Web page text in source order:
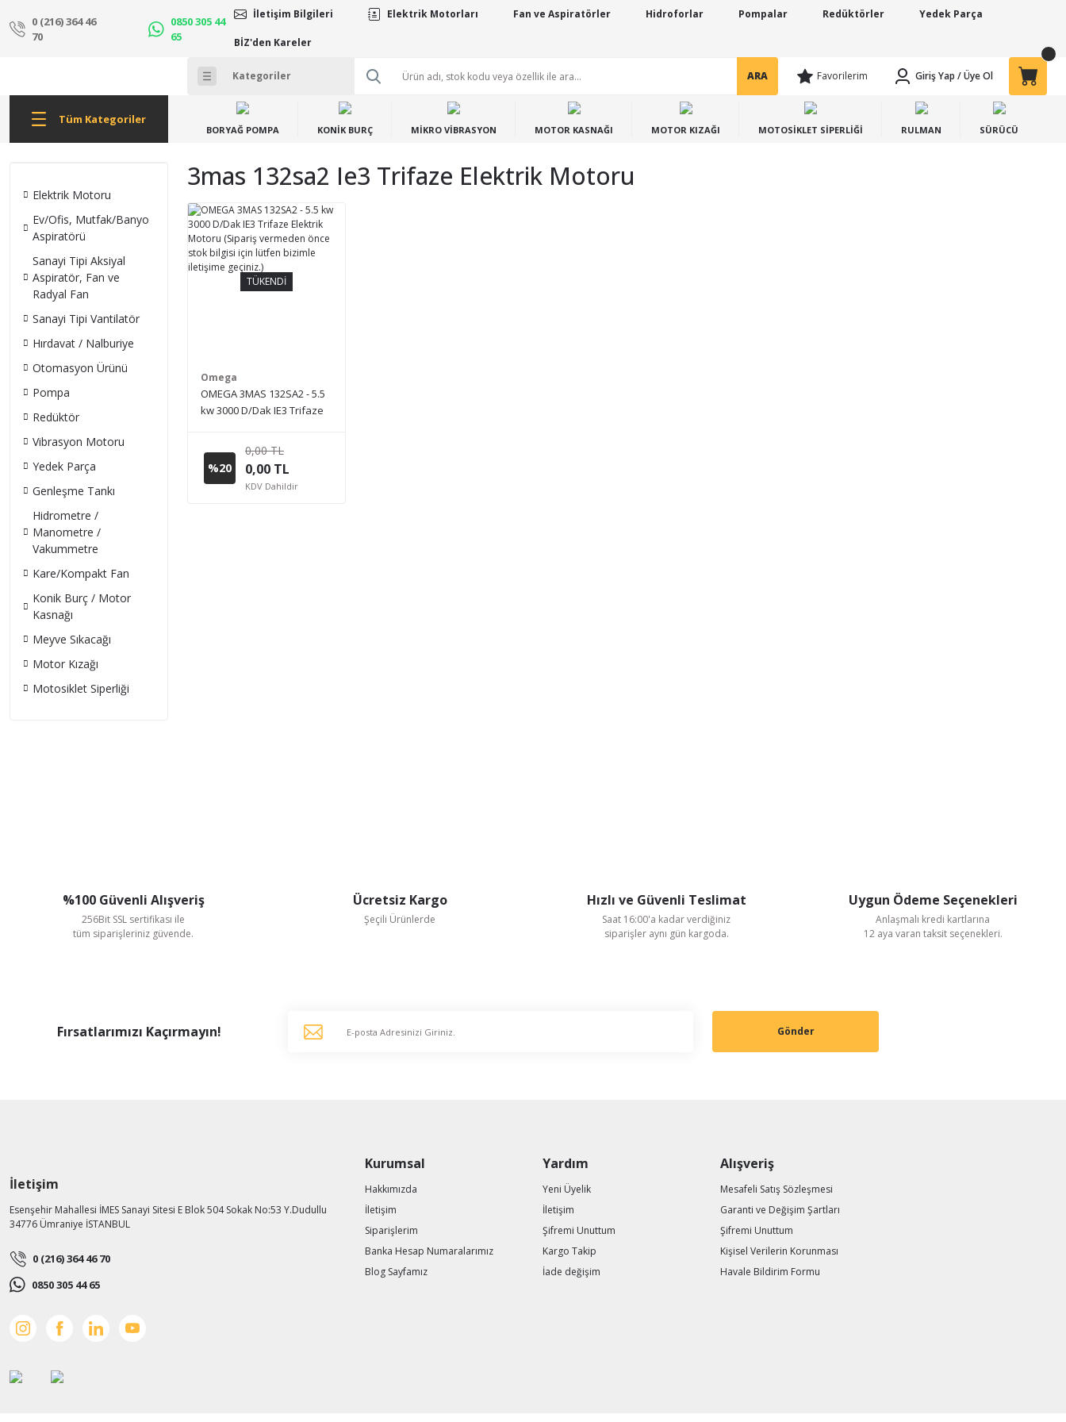
0 (216) 364 46
70
0850 305 44
65
İletişim Bilgileri Elektrik Motorları Fan ve Aspiratörler Hidroforlar Pompalar Redüktörler Yedek Parça
BİZ'den Kareler
ARA Favorilerim Giriş Yap /Üye Ol
Tüm Kategoriler
BORYAĞ POMPA KONİK BURÇ MİKRO VİBRASYON MOTOR KASNAĞI MOTOR KIZAĞI MOTOSİKLET SİPERLİĞİ RULMAN SÜRÜCÜ
Elektrik Motoru
Ev/Ofis, Mutfak/Banyo
Aspiratörü
Sanayi Tipi Aksiyal
Aspiratör, Fan ve
Radyal Fan
Sanayi Tipi Vantilatör
Hırdavat / Nalburiye
Otomasyon Ürünü
Pompa
Redüktör
Vibrasyon Motoru
Yedek Parça
Genleşme Tankı
Hidrometre /
Manometre /
Vakummetre
Kare/Kompakt Fan
Konik Burç / Motor
Kasnağı
Meyve Sıkacağı
Motor Kızağı
Motosiklet Siperliği
3mas 132sa2 Ie3 Trifaze Elektrik Motoru
TÜKENDİ
Omega
OMEGA 3MAS 132SA2 - 5.5
kw 3000 D/Dak IE3 Trifaze
vermeden önce stok bilgisi
için lütfen bizimle iletişime
geçiniz.)
%20
0,00 TL
0,00 TL
KDV Dahildir
%100 Güvenli Alışveriş
256Bit SSL sertifikası ile
tüm siparişleriniz güvende.
Ücretsiz Kargo
Şeçili Ürünlerde
Hızlı ve Güvenli Teslimat
Saat 16:00'a kadar verdiğiniz
siparişler aynı gün kargoda.
Uygun Ödeme Seçenekleri
Anlaşmalı kredi kartlarına
12 aya varan taksit seçenekleri.
Fırsatlarımızı Kaçırmayın! Gönder
İletişim
Esenşehir Mahallesi İMES Sanayi Sitesi E Blok 504 Sokak No:53 Y.Dudullu
34776 Ümraniye İSTANBUL
0 (216) 364 46 70
0850 305 44 65
Kurumsal
Hakkımızda
İletişim
Siparişlerim
Banka Hesap Numaralarımız
Blog Sayfamız
Yardım
Yeni Üyelik
İletişim
Şifremi Unuttum
Kargo Takip
İade değişim
Alışveriş
Mesafeli Satış Sözleşmesi
Garanti ve Değişim Şartları
Şifremi Unuttum
Kişisel Verilerin Korunması
Havale Bildirim Formu